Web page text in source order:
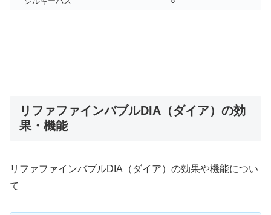
リファファインバブルDIA（ダイア）の効
果・機能
リファファインバブルDIA（ダイア）の効果や機能につい
て